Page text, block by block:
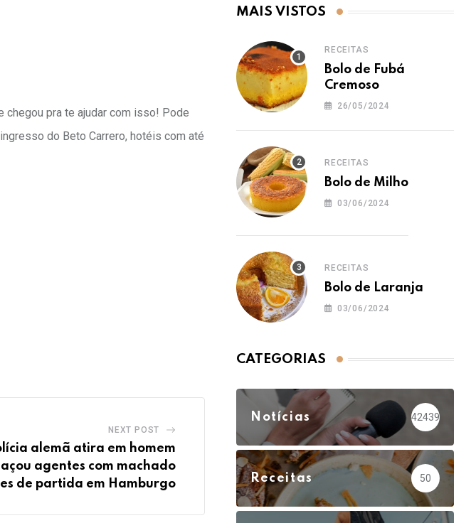
chegou pra te ajudar com isso! Pode
do Beto Carrero, hotéis com até
NEXT POST
alemã atira em homem
agentes com machado
de partida em Hamburgo
MAIS VISTOS
RECEITAS
Bolo de Fubá
Cremoso
26/05/2024
RECEITAS
Bolo de Milho
03/06/2024
RECEITAS
Bolo de Laranja
03/06/2024
CATEGORIAS
Notícias 42439
Receitas 50